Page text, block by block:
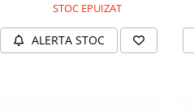
STOC EPUIZAT
ALERTA STOC